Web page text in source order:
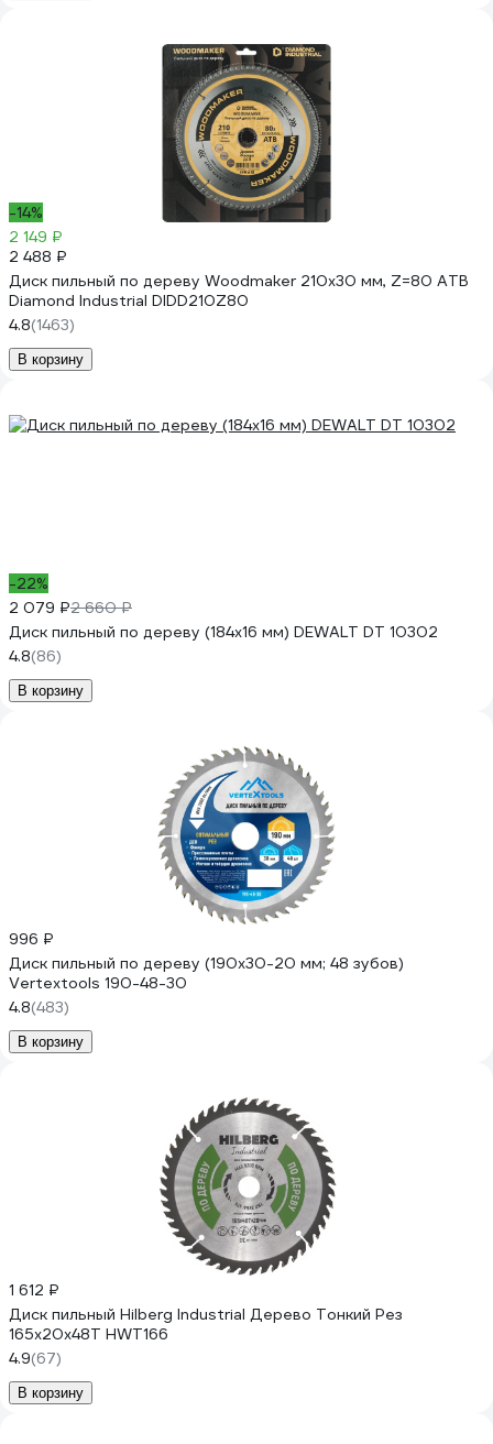
-14%
2 149 ₽
2 488 ₽
Диск пильный по дереву Woodmaker 210x30 мм, Z=80 ATB
Diamond Industrial DIDD210Z80
4.8(1463)
В корзину
-22%
2 079 ₽2 660 ₽
Диск пильный по дереву (184х16 мм) DEWALT DT 10302
4.8(86)
В корзину
996 ₽
Диск пильный по дереву (190х30-20 мм; 48 зубов)
Vertextools 190-48-30
4.8(483)
В корзину
1 612 ₽
Диск пильный Hilberg Industrial Дерево Тонкий Рез
165x20x48Т HWT166
4.9(67)
В корзину